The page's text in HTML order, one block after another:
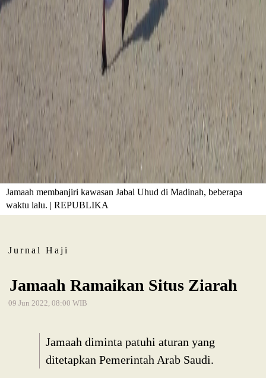
Jamaah membanjiri kawasan Jabal Uhud di Madinah, beberapa
waktu lalu. | REPUBLIKA
Jurnal Haji
Jamaah Ramaikan Situs Ziarah
09 Jun 2022, 08:00 WIB
Jamaah diminta patuhi aturan yang
ditetapkan Pemerintah Arab Saudi.